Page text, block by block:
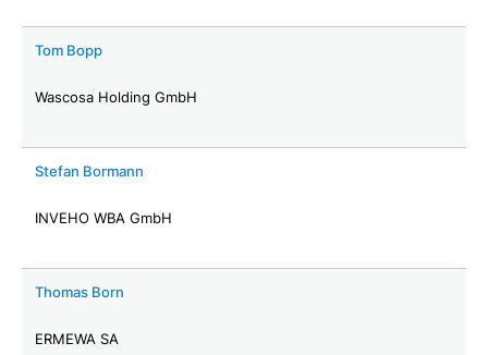
Tom Bopp
Wascosa Holding GmbH
Stefan Bormann
INVEHO WBA GmbH
Thomas Born
ERMEWA SA